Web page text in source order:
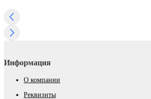
Информация
О компании
Реквизиты